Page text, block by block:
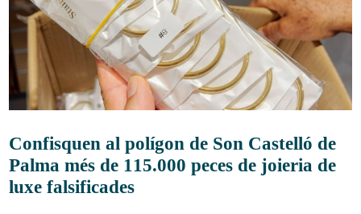
Confisquen al polígon de Son Castelló de
Palma més de 115.000 peces de joieria de
luxe falsificades